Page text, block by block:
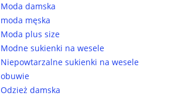
Moda damska
moda męska
Moda plus size
Modne sukienki na wesele
Niepowtarzalne sukienki na wesele
obuwie
Odzież damska